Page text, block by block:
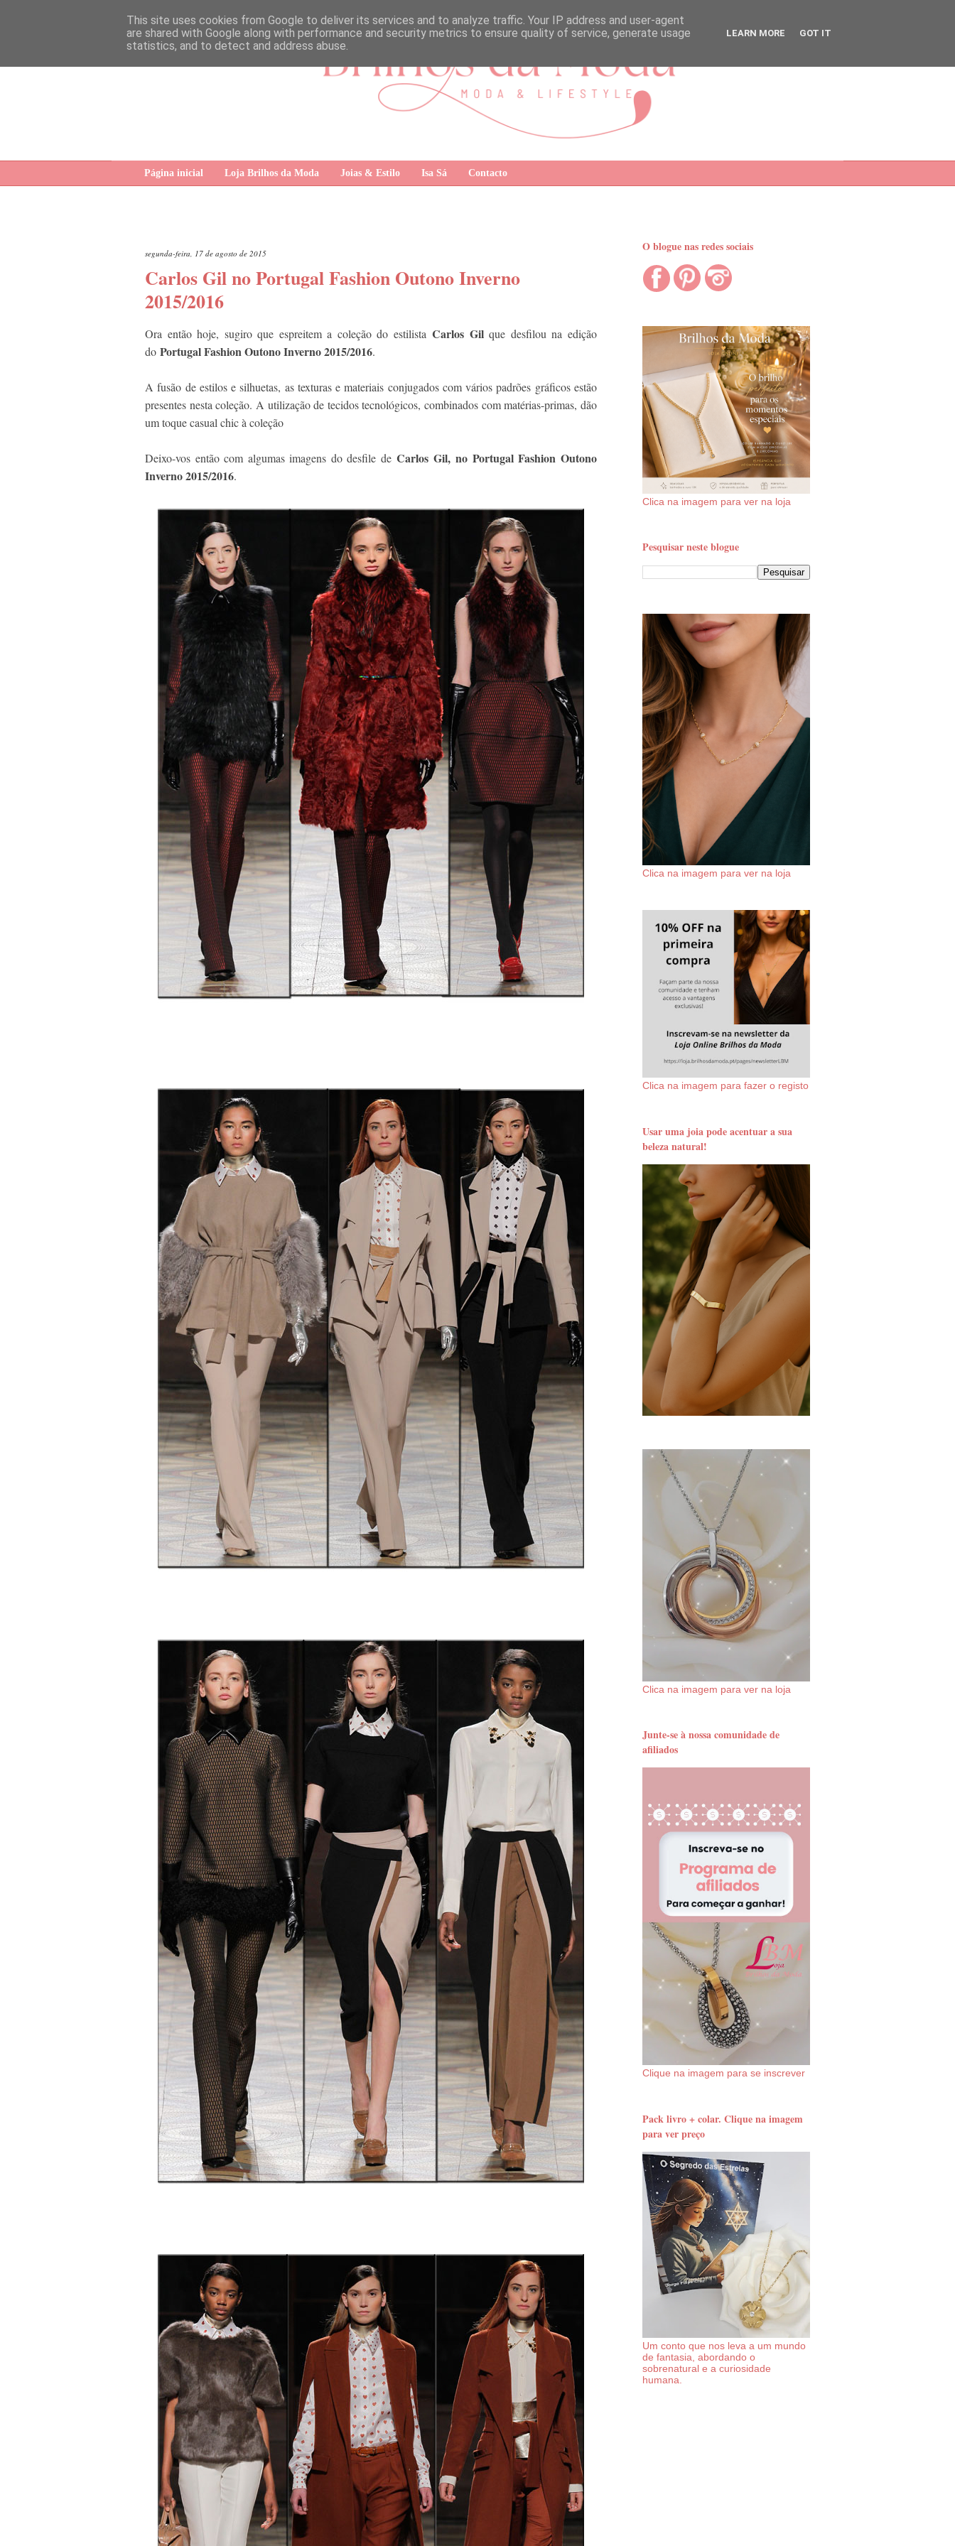
Página inicial Loja Brilhos da Moda Joias & Estilo Isa Sá Contacto
segunda-feira, 17 de agosto de 2015
Carlos Gil no Portugal Fashion Outono Inverno
2015/2016
Ora então hoje, sugiro que espreitem a coleção do estilistaCarlos Gilque desfilou na edição
do Portugal Fashion Outono Inverno 2015/2016.
A fusão de estilos e silhuetas, as texturas e materiais conjugados com vários padrões gráficos estão
presentes nesta coleção. A utilização de tecidos tecnológicos, combinados com matérias-primas, dão
um toque casual chic à coleção
Deixo-vos então com algumas imagens do desfile deCarlos Gil, no Portugal Fashion Outono
Inverno 2015/2016.
O blogue nas redes sociais
Clica na imagem para ver na loja
Pesquisar neste blogue
Clica na imagem para ver na loja
Clica na imagem para fazer o registo
Usar uma joia pode acentuar a sua
beleza natural!
Clica na imagem para ver na loja
Junte-se à nossa comunidade de
afiliados
Clique na imagem para se inscrever
Pack livro + colar. Clique na imagem
para ver preço
Um conto que nos leva a um mundo
de fantasia, abordando o
sobrenatural e a curiosidade
humana.
This site uses cookies from Google to deliver its services and to analyze traffic. Your IP address and user-agent
are shared with Google along with performance and security metrics to ensure quality of service, generate usage
statistics, and to detect and address abuse.
LEARN MORE GOT IT